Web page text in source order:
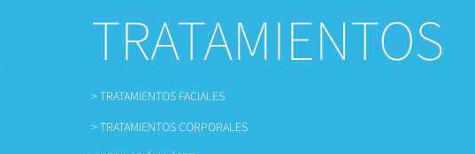
TRATAMIENTOS
> TRATAMIENTOS FACIALES
> TRATAMIENTOS CORPORALES